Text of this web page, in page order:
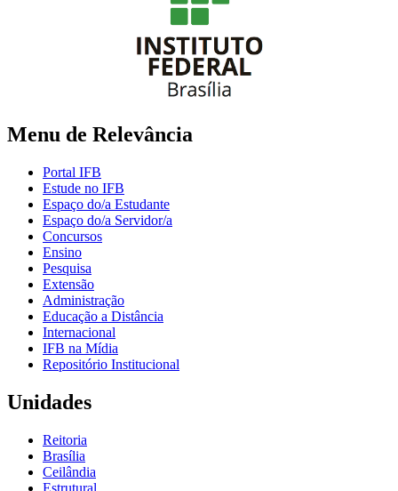
Menu de Relevância
Portal IFB
Estude no IFB
Espaço do/a Estudante
Espaço do/a Servidor/a
Concursos
Ensino
Pesquisa
Extensão
Administração
Educação a Distância
Internacional
IFB na Mídia
Repositório Institucional
Unidades
Reitoria
Brasília
Ceilândia
Estrutural